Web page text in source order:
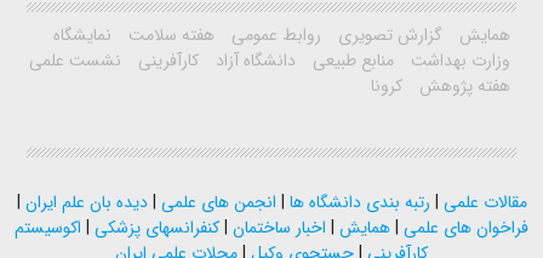
همایش گزارش تصویری روابط عمومی هفته سلامت
نمایشگاه
وزارت بهداشت
منابع طبیعی دانشگاه آزاد کارآفرینی
نشست علمی
هفته پژوهش
کرونا
مقالات علمی | رتبه بندی دانشگاه ها | انجمن های علمی |دیده بان علم ایران |
فراخوان های علمی |همایش | اخبار ساختمان |کنفرانسهای پزشکی | اکوسیستم